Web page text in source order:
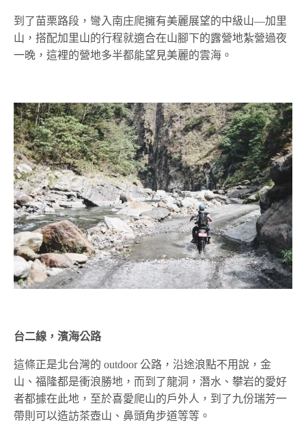
到了苗栗路段，彎入南庄爬擁有美麗展望的中級山—加里
山，搭配加里山的行程就適合在山腳下的露營地紮營過夜
一晚，這裡的營地多半都能望見美麗的雲海。
台二線，濱海公路
這條正是北台灣的 outdoor 公路，沿途浪點不用說，金
山、福隆都是衝浪勝地，而到了龍洞，潛水、攀岩的愛好
者都據在此地，至於喜愛爬山的戶外人，到了九份瑞芳一
帶則可以造訪茶壺山、鼻頭角步道等等。